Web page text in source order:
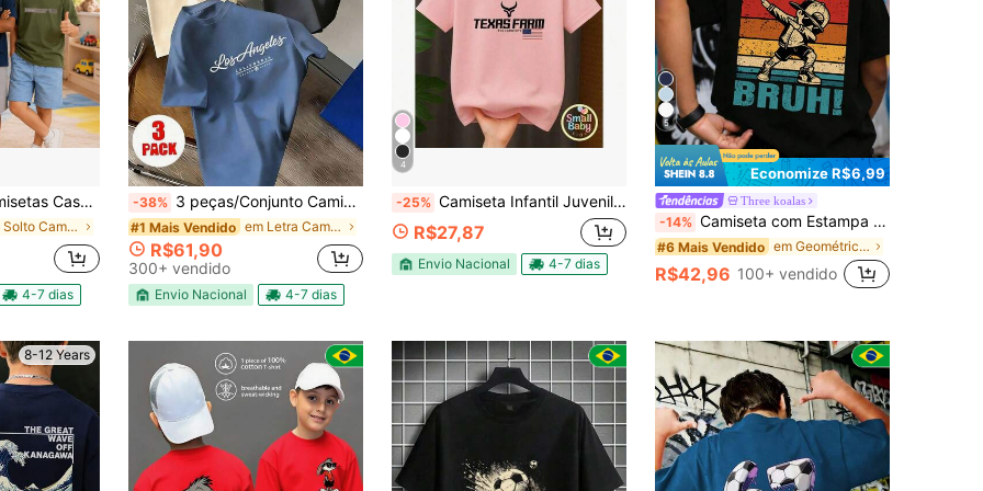
Para Meninos Adequado ao Verão
em Solto Camisas para meninos adolescentes
4-7 dias
-38% 3 peças/Conjunto Camiseta de Manga Curta com Estampa de Carro para Meninos Pré-Adolescentes, Roupa Juvenil Estudantil, Presente de Verão para Crianças
#1 Mais Vendido em Letra Camisetas para meninos adolescentes
R$61,90
300+ vendido
Envio Nacional 4-7 dias
4
-25% Camiseta Infantil Juvenil Unissex Texas F arm Boi Moda Country Cavalgada Moda Gringa
R$27,87
Envio Nacional 4-7 dias
5
Economize R$6,99
Three koalas
-14% Camiseta com Estampa de Desenho Animado para Menino Pré-Adolescente, Adequada para Esportes ao Ar Livre, Top Casual Versátil para Primavera/Verão
#6 Mais Vendido em Geométrico Camisetas para meninos adolescentes
R$42,96 100+ vendido
8-12 Years